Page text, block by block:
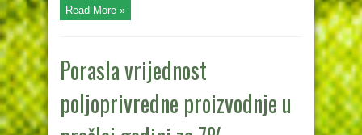
Read More »
Porasla vrijednost
poljoprivredne proizvodnje u